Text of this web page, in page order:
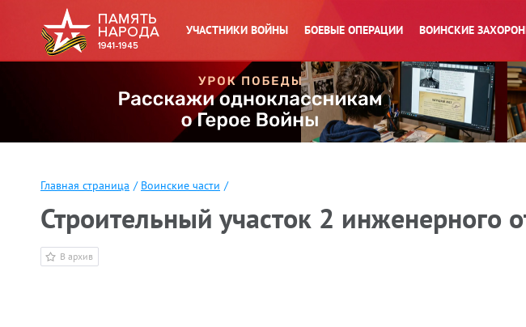
УЧАСТНИКИ ВОЙНЫ БОЕВЫЕ ОПЕРАЦИИ ВОИНСКИЕ
Главная страница / Воинские части /
Строительный участок 2 инженерного
В архив